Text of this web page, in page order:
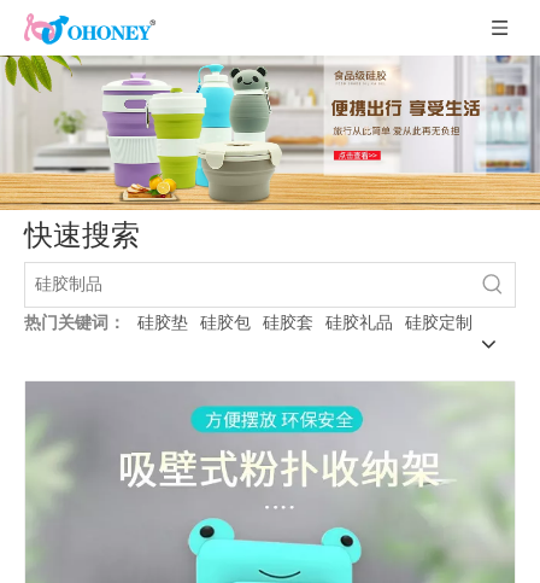
快速搜索
热门关键词： 硅胶垫 硅胶包 硅胶套 硅胶礼品 硅胶定制